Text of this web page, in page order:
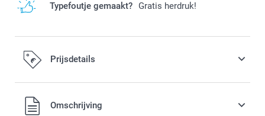
Typefoutje gemaakt? Gratis herdruk!
Prijsdetails
Alle prijzen zijn in EURO (€) inclusief BTW en exclusief
verzendkosten.Omschrijving